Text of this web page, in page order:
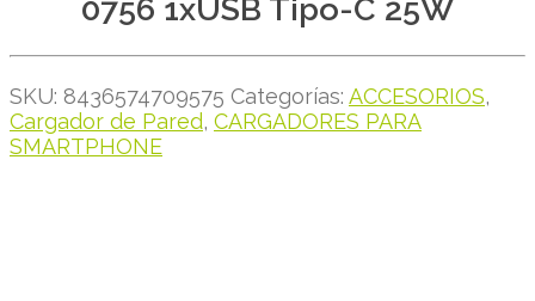
0756 1xUSB Tipo-C 25W
SKU: 8436574709575 Categorías: ACCESORIOS,
Cargador de Pared, CARGADORES PARA
SMARTPHONE